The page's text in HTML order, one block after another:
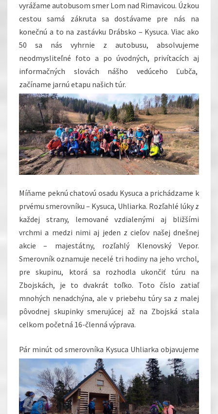
vyrážame autobusom smer Lom nad Rimavicou. Úzkou
cestou samá zákruta sa dostávame pre nás na
konečnú a to na zastávku Drábsko – Kysuca. Viac ako
50 sa nás vyhrnie z autobusu, absolvujeme
neodmysliteľné foto a po úvodných, privítacích aj
informačných slovách nášho vedúceho Ľubča,
začíname jarnú etapu našich túr.
Míňame peknú chatovú osadu Kysuca a prichádzame k
prvému smerovníku – Kysuca, Uhliarka. Rozľahlé lúky z
každej strany, lemované vzdialenými aj bližšími
vrchmi a medzi nimi aj jeden z cieľov našej dnešnej
akcie – majestátny, rozľahlý Klenovský Vepor.
Smerovník oznamuje necelé tri hodiny na jeho vrchol,
pre skupinu, ktorá sa rozhodla ukončiť túru na
Zbojskách, je to dvakrát toľko. Toto číslo zatiaľ
mnohých nenadchýna, ale v priebehu túry sa z malej
pôvodnej skupinky smerujúcej až na Zbojská stala
celkom početná 16-členná výprava.
Pár minút od smerovníka Kysuca Uhliarka objavujeme